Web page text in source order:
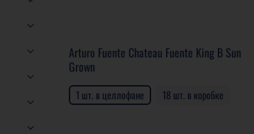
Arturo Fuente Chateau Fuente King B Sun
Grown
1 шт. в целлофане 18 шт. в коробке